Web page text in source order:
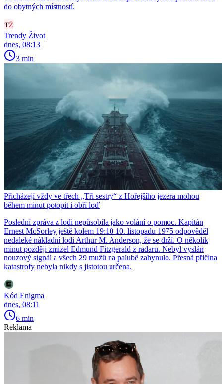
do obytných místností.
Trendy Život
dnes, 08:13
3 min
Přicházejí vždy ve třech „Tři sestry“ z Hořejšího jezera mohou
během minut potopit i obří loď
Poslední zpráva z lodi nepůsobila jako volání o pomoc. Kapitán
Ernest McSorley ještě kolem 19:10 10. listopadu 1975 odpověděl
nedaleké nákladní lodi Arthur M. Anderson, že se drží. O několik
minut později zmizel Edmund Fitzgerald z radaru. Nebyl vyslán
nouzový signál a všech 29 mužů na palubě zahynulo. Přesná příčina
katastrofy nebyla nikdy s jistotou určena.
Kód Enigma
dnes, 08:11
6 min
Reklama